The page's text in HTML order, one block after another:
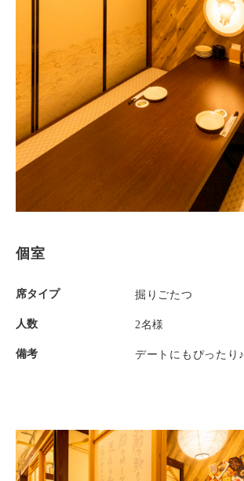
個室
席タイプ 掘りごたつ
人数 2名様
備考 デートにもぴったり♪